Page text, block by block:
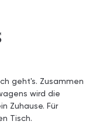
geht's. Zusammen
wird die
Zuhause. Für
Tisch.